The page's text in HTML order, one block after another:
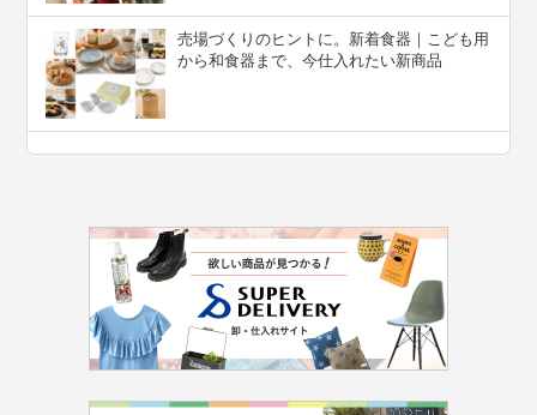
売場づくりのヒントに。新着食器｜こども用
から和食器まで、今仕入れたい新商品